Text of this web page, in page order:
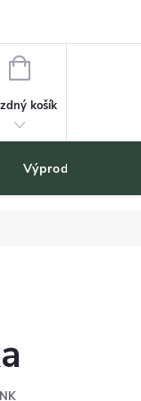
NÁKUPNÍ
košík
Výprodej